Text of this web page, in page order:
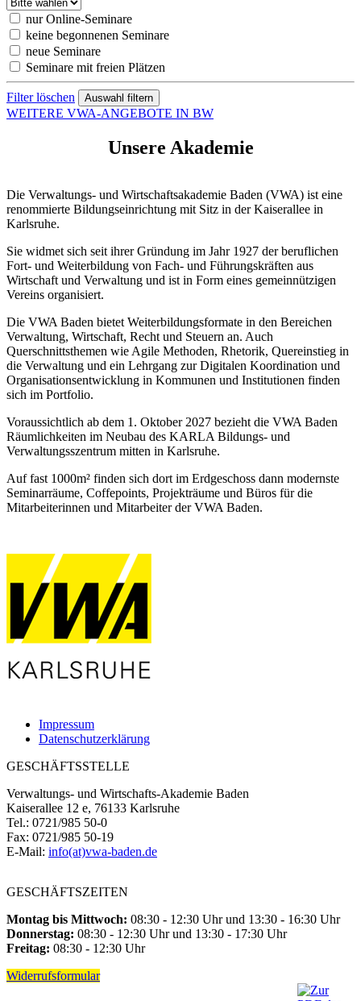
nur Online-Seminare
keine begonnenen Seminare
neue Seminare
Seminare mit freien Plätzen
Filter löschen
WEITERE VWA-ANGEBOTE IN BW
Unsere Akademie
Die Verwaltungs- und Wirtschaftsakademie Baden (VWA) ist eine
renommierte Bildungseinrichtung mit Sitz in der Kaiserallee in
Karlsruhe.
Sie widmet sich seit ihrer Gründung im Jahr 1927 der beruflichen
Fort- und Weiterbildung von Fach- und Führungskräften aus
Wirtschaft und Verwaltung und ist in Form eines gemeinnützigen
Vereins organisiert.
Die VWA Baden bietet Weiterbildungsformate in den Bereichen
Verwaltung, Wirtschaft, Recht und Steuern an. Auch
Querschnittsthemen wie Agile Methoden, Rhetorik, Quereinstieg in
die Verwaltung und ein Lehrgang zur Digitalen Koordination und
Organisationsentwicklung in Kommunen und Institutionen finden
sich im Portfolio.
Voraussichtlich ab dem 1. Oktober 2027 bezieht die VWA Baden
Räumlichkeiten im Neubau des KARLA Bildungs- und
Verwaltungsszentrum mitten in Karlsruhe.
Auf fast 1000m² finden sich dort im Erdgeschoss dann modernste
Seminarräume, Coffepoints, Projekträume und Büros für die
Mitarbeiterinnen und Mitarbeiter der VWA Baden.
Impressum
Datenschutzerklärung
GESCHÄFTSSTELLE
Verwaltungs- und Wirtschafts-Akademie Baden
Kaiserallee 12 e, 76133 Karlsruhe
Tel.: 0721/985 50-0
Fax: 0721/985 50-19
E-Mail: info(at)vwa-baden.de
GESCHÄFTSZEITEN
Montag bis Mittwoch: 08:30 - 12:30 Uhr und 13:30 - 16:30 Uhr
Donnerstag: 08:30 - 12:30 Uhr und 13:30 - 17:30 Uhr
Freitag: 08:30 - 12:30 Uhr
Widerrufsformular